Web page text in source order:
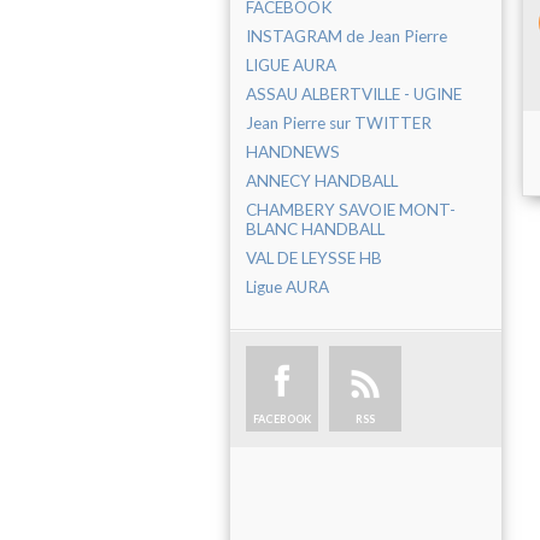
FACEBOOK
INSTAGRAM de Jean Pierre
LIGUE AURA
ASSAU ALBERTVILLE - UGINE
Jean Pierre sur TWITTER
HANDNEWS
ANNECY HANDBALL
CHAMBERY SAVOIE MONT-
BLANC HANDBALL
VAL DE LEYSSE HB
Ligue AURA
FACEBOOK RSS